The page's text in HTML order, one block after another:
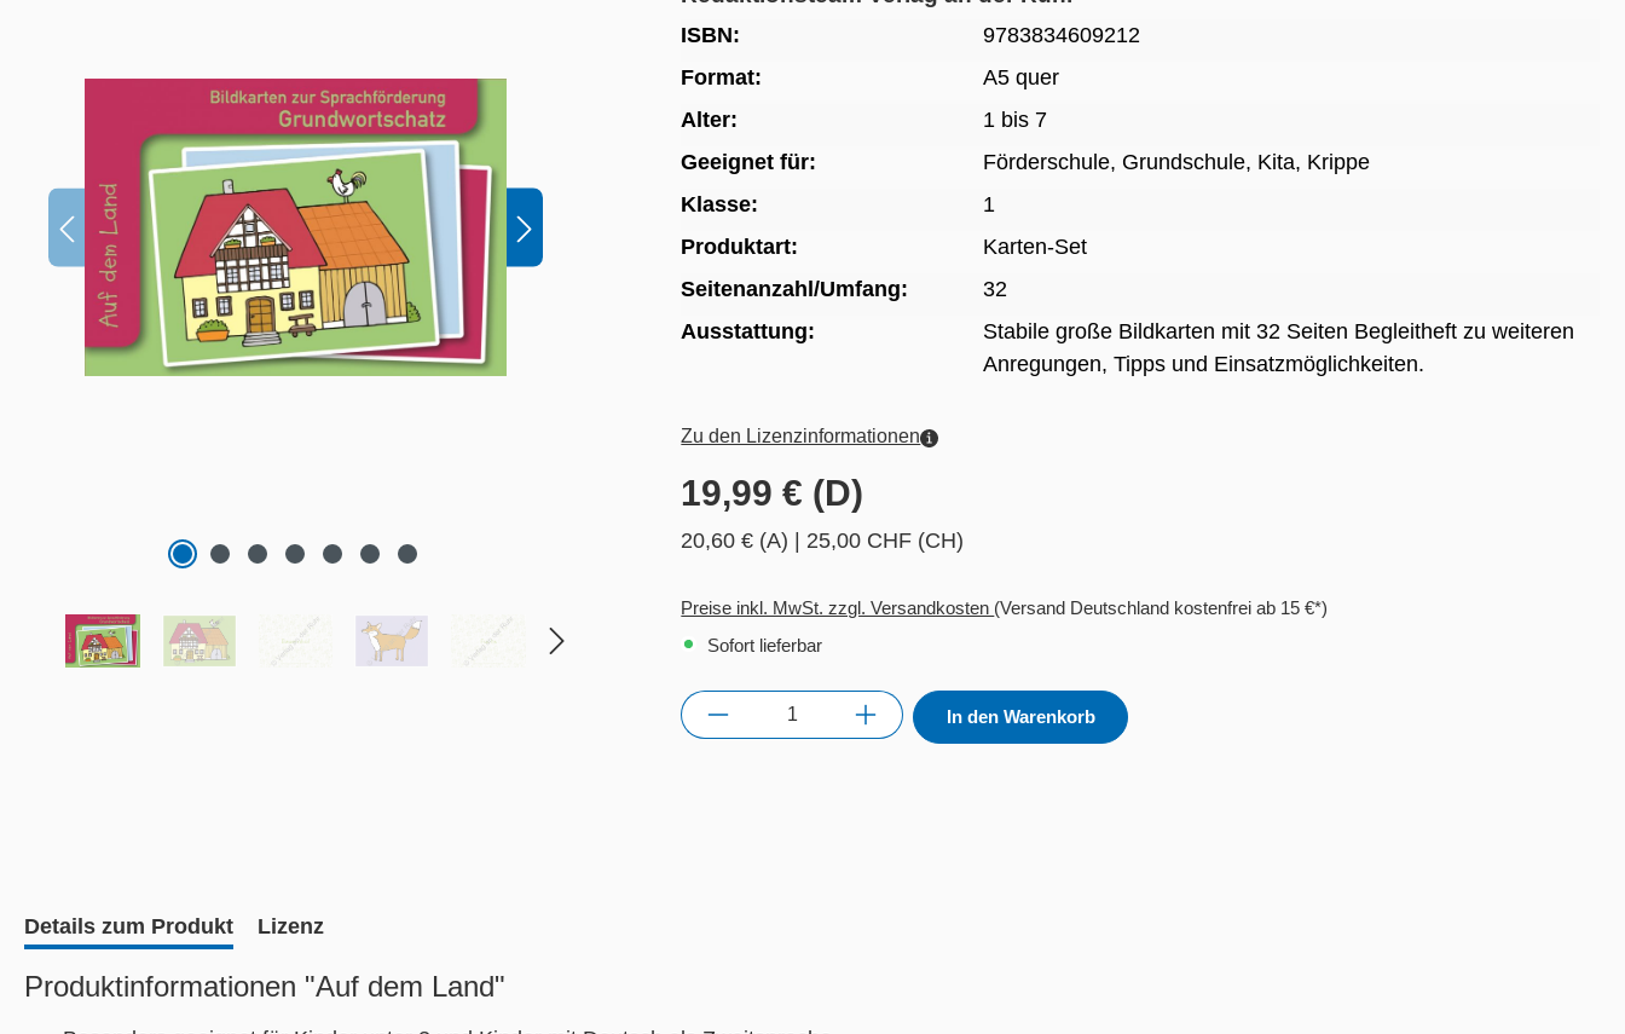
ISBN:
9783834609212
Format:
A5 quer
Alter:
1 bis 7
Geeignet für:
Förderschule, Grundschule, Kita, Krippe
Klasse:
1
Produktart:
Karten-Set
Seitenanzahl/Umfang:
32
Ausstattung:
Stabile große Bildkarten mit 32 Seiten Begleitheft zu weiteren
Anregungen, Tipps und Einsatzmöglichkeiten.
Zu den Lizenzinformationen
19,99 € (D)
20,60 € (A) 25,00 CHF (CH)
Preise inkl. MwSt. zzgl. Versandkosten (Versand Deutschland kostenfrei ab 15 €*)
Sofort lieferbar
Anzahl In den Warenkorb
Details zum Produkt Lizenz
Produktinformationen "Auf dem Land"